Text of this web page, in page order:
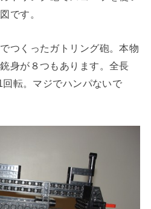
です。
つくったガトリング砲。本物
身が８つもあります。全長
転。マジでハンパないで